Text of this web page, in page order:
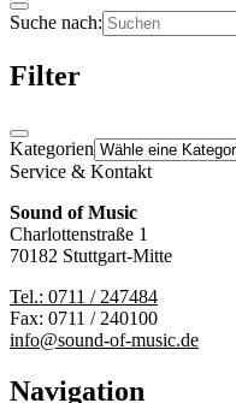
Suche nach:
Filter
Kategorien
Service & Kontakt
Sound of Music
Charlottenstraße 1
70182 Stuttgart-Mitte
Tel.: 0711 / 247484
Fax: 0711 / 240100
info@sound-of-music.de
Navigation